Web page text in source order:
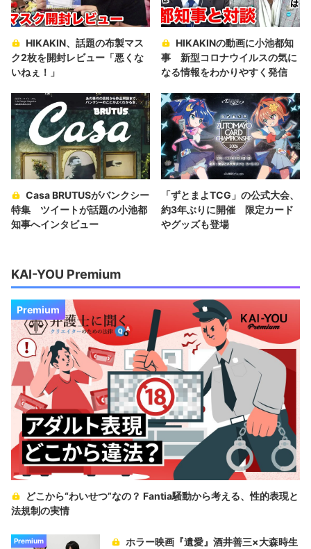
HIKAKIN、話題の布製マス
ク2枚を開封レビュー「悪くな
いねぇ！」
HIKAKINの動画に小池都知
事 新型コロナウイルスの気に
なる情報をわかりやすく発信
Casa BRUTUSがバンクシー
特集 ツイートが話題の小池都
知事へインタビュー
「ずとまよTCG」の公式大会、
約3年ぶりに開催 限定カード
やグッズも登場
KAI-YOU Premium
Premium
どこから“わいせつ”なの？ Fantia騒動から考える、性的表現と
法規制の実情
Premium
ホラー映画『遺愛』酒井善三×大森時生